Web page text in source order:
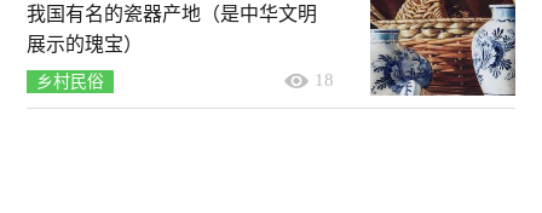
我国有名的瓷器产地（是中华文明
展示的瑰宝）
乡村民俗 18